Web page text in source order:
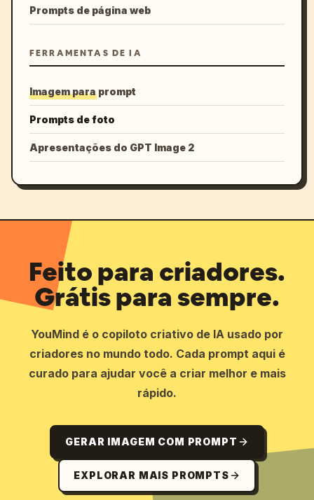
Prompts de página web
FERRAMENTAS DE IA
Imagem para prompt
Prompts de foto
Apresentações do GPT Image 2
Feito para criadores.
Grátis para sempre.
YouMind é o copiloto criativo de IA usado por
criadores no mundo todo. Cada prompt aqui é
curado para ajudar você a criar melhor e mais
rápido.
GERAR IMAGEM COM PROMPT
EXPLORAR MAIS PROMPTS